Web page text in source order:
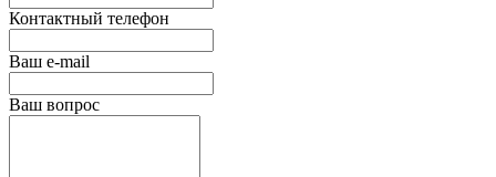
Контактный телефон
Ваш e-mail
Ваш вопрос